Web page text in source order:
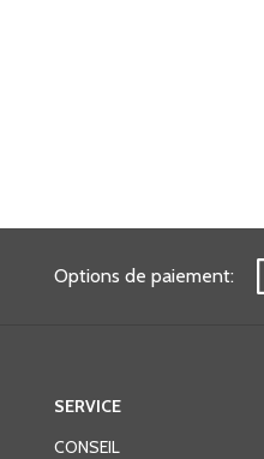
Options de paiement:
SERVICE
CONSEIL